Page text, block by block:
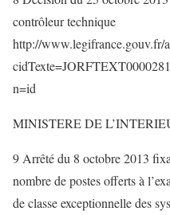
contrôleur technique
http://www.legifrance.gouv.fr/
n=id
MINISTERE DE
9 Arrêté du 8 octobre 2013
nombre de postes offerts à
de classe exceptionnelle des